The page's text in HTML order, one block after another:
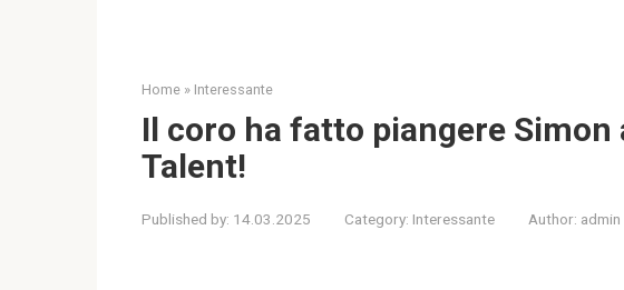
Home » Interessante
Il coro ha fatto piangere Simon
Talent!
Published by: 14.03.2025 Category: Interessante Author: admin